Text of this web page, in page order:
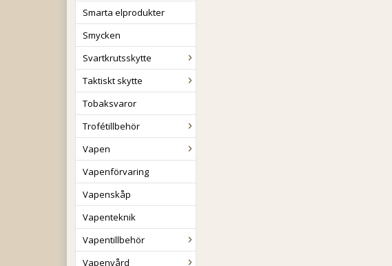
Smarta elprodukter
Smycken
Svartkrutsskytte
Taktiskt skytte
Tobaksvaror
Trofétillbehör
Vapen
Vapenförvaring
Vapenskåp
Vapenteknik
Vapentillbehör
Vapenvård